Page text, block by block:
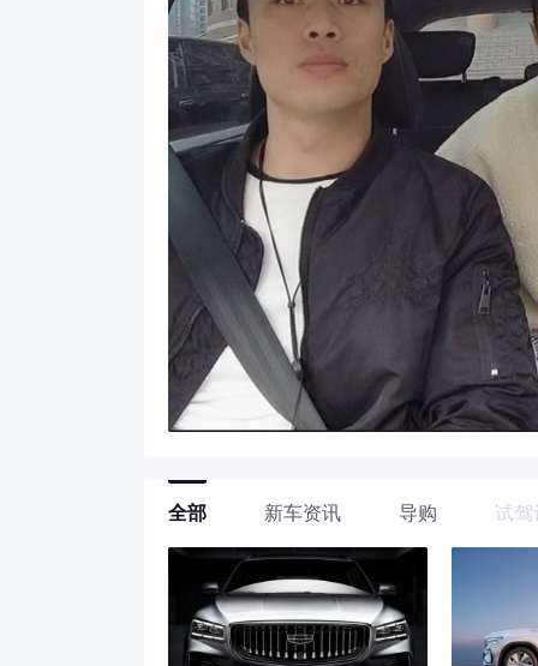
全部 新车资讯 导购 试驾